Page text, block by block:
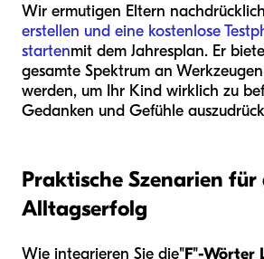
Wir ermutigen Eltern
erstellen und eine kostenlose
startenmit dem Jahresplan. Er
gesamte Spektrum an
werden, um Ihr Kind wirklich zu
Gedanken und Gefühle
Praktische Szenarien für
Alltagserfolg
Wie integrieren Sie die"F"-Wörter